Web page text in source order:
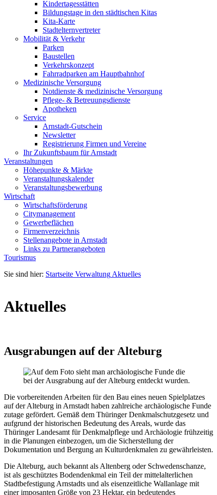
Kindertagesstätten
Bildungstage in den städtischen Kitas
Kita-Karte
Stadtelternvertreter
Mobilität & Verkehr
Parken
Baustellen
Verkehrskonzept
Fahrradparken am Hauptbahnhof
Medizinische Versorgung
Notdienste & medizinische Versorgung
Pflege- & Betreuungsdienste
Apotheken
Service
Arnstadt-Gutschein
Newsletter
Registrierung Firmen und Vereine
Ihr Zukunftsbaum für Arnstadt
Veranstaltungen
Höhepunkte & Märkte
Veranstaltungskalender
Veranstaltungsbewerbung
Wirtschaft
Wirtschaftsförderung
Citymanagement
Gewerbeflächen
Firmenverzeichnis
Stellenangebote in Arnstadt
Links zu Partnerangeboten
Tourismus
Sie sind hier: Startseite Verwaltung Aktuelles
Aktuelles
Ausgrabungen auf der Alteburg
Die vorbereitenden Arbeiten für den Bau eines neuen Spielplatzes
auf der Alteburg in Arnstadt haben zahlreiche archäologische Funde
zutage gefördert. Gemäß dem Thüringer Denkmalschutzgesetz und
aufgrund der historischen Bedeutung des Areals, wurde das
Thüringer Landesamt für Denkmalpflege und Archäologie frühzeitig
in die Planungen einbezogen, um die Sicherstellung der
Dokumentation und Bergung an Kulturdenkmalen zu gewährleisten.
Die Alteburg, auch bekannt als Altenberg oder Schwedenschanze,
ist als geschütztes Bodendenkmal ein Teil der mittelalterlichen
Stadtbefestigung Arnstadts und als eisenzeitliche Wallanlage mit
einer imposanten Größe von 23 Hektar, ein bedeutendes